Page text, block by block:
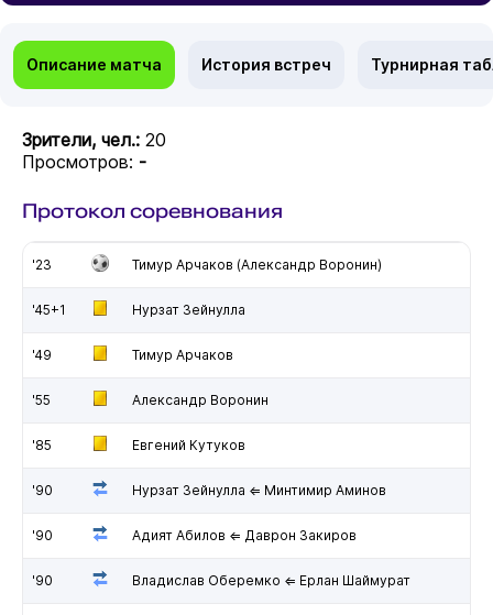
Описание матча История встреч Турнирная
Зрители, чел.: 20
Просмотров: -
Протокол соревнования
'23 Тимур Арчаков (Александр Воронин)
'45+1 Нурзат Зейнулла
'49 Тимур Арчаков
'55 Александр Воронин
'85 Евгений Кутуков
'90 Нурзат Зейнулла ⇐ Минтимир Аминов
'90 Адият Абилов ⇐ Даврон Закиров
'90 Владислав Оберемко ⇐ Ерлан Шаймурат